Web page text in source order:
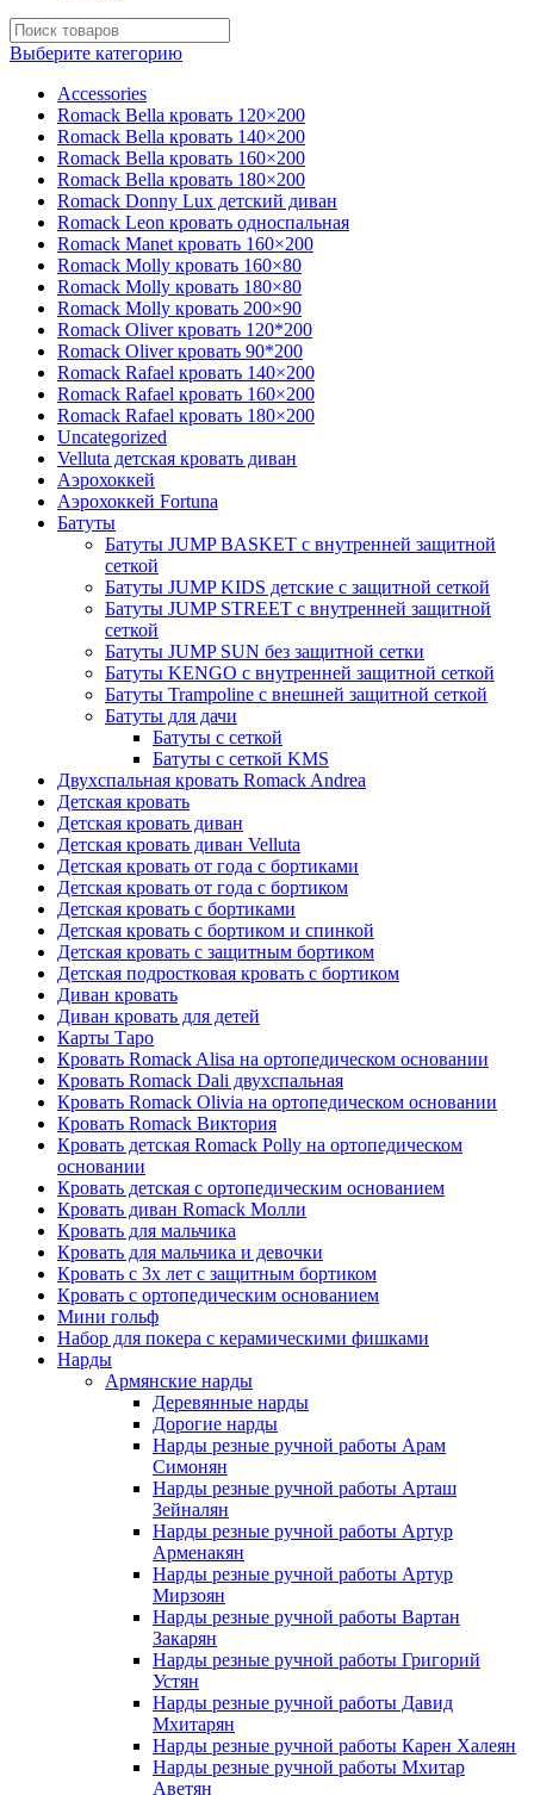
Выберите категорию
Accessories
Romack Bella кровать 120×200
Romack Bella кровать 140×200
Romack Bella кровать 160×200
Romack Bella кровать 180×200
Romack Donny Lux детский диван
Romack Leon кровать односпальная
Romack Manet кровать 160×200
Romack Molly кровать 160×80
Romack Molly кровать 180×80
Romack Molly кровать 200×90
Romack Oliver кровать 120*200
Romack Oliver кровать 90*200
Romack Rafael кровать 140×200
Romack Rafael кровать 160×200
Romack Rafael кровать 180×200
Uncategorized
Velluta детская кровать диван
Аэрохоккей
Аэрохоккей Fortuna
Батуты
Батуты JUMP BASKET с внутренней защитной
сеткой
Батуты JUMP KIDS детские с защитной сеткой
Батуты JUMP STREET с внутренней защитной
сеткой
Батуты JUMP SUN без защитной сетки
Батуты KENGO с внутренней защитной сеткой
Батуты Trampoline с внешней защитной сеткой
Батуты для дачи
Батуты с сеткой
Батуты с сеткой KMS
Двухспальная кровать Romack Andrea
Детская кровать
Детская кровать диван
Детская кровать диван Velluta
Детская кровать от года с бортиками
Детская кровать от года с бортиком
Детская кровать с бортиками
Детская кровать с бортиком и спинкой
Детская кровать с защитным бортиком
Детская подростковая кровать с бортиком
Диван кровать
Диван кровать для детей
Карты Таро
Кровать Romack Alisa на ортопедическом основании
Кровать Romack Dali двухспальная
Кровать Romack Olivia на ортопедическом основании
Кровать Romack Виктория
Кровать детская Romack Polly на ортопедическом
основании
Кровать детская с ортопедическим основанием
Кровать диван Romack Молли
Кровать для мальчика
Кровать для мальчика и девочки
Кровать с 3х лет с защитным бортиком
Кровать с ортопедическим основанием
Мини гольф
Набор для покера с керамическими фишками
Нарды
Армянские нарды
Деревянные нарды
Дорогие нарды
Нарды резные ручной работы Арам
Симонян
Нарды резные ручной работы Арташ
Зейналян
Нарды резные ручной работы Артур
Арменакян
Нарды резные ручной работы Артур
Мирзоян
Нарды резные ручной работы Вартан
Закарян
Нарды резные ручной работы Григорий
Устян
Нарды резные ручной работы Давид
Мхитарян
Нарды резные ручной работы Карен Халеян
Нарды резные ручной работы Мхитар
Аветян